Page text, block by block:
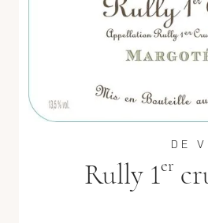
DE
Rully 1er